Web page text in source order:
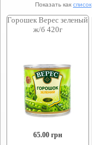
Показать как список
Горошек Верес зеленый
ж/б 420г
65.00грн